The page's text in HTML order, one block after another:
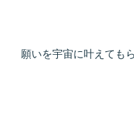
願いを宇宙に叶えても